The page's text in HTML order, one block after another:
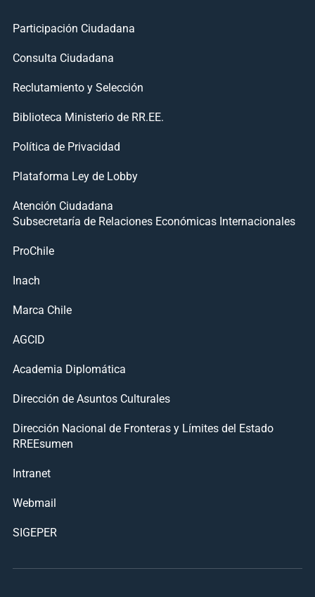
Participación Ciudadana
Consulta Ciudadana
Reclutamiento y Selección
Biblioteca Ministerio de RR.EE.
Política de Privacidad
Plataforma Ley de Lobby
Atención Ciudadana
Subsecretaría de Relaciones Económicas Internacionales
ProChile
Inach
Marca Chile
AGCID
Academia Diplomática
Dirección de Asuntos Culturales
Dirección Nacional de Fronteras y Límites del Estado
RREEsumen
Intranet
Webmail
SIGEPER